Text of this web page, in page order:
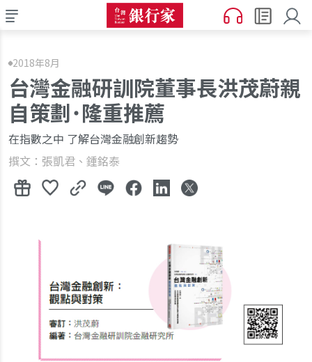
2018年8月
台灣金融研訓院董事長洪茂蔚親
自策劃˙隆重推薦
在指數之中 了解台灣金融創新趨勢
撰文：張凱君、鍾銘泰